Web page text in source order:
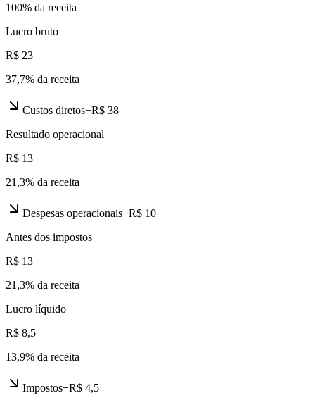
100% da receita
Lucro bruto
R$ 23
37,7% da receita
Custos diretos−R$ 38
Resultado operacional
R$ 13
21,3% da receita
Despesas operacionais−R$ 10
Antes dos impostos
R$ 13
21,3% da receita
Lucro líquido
R$ 8,5
13,9% da receita
Impostos−R$ 4,5